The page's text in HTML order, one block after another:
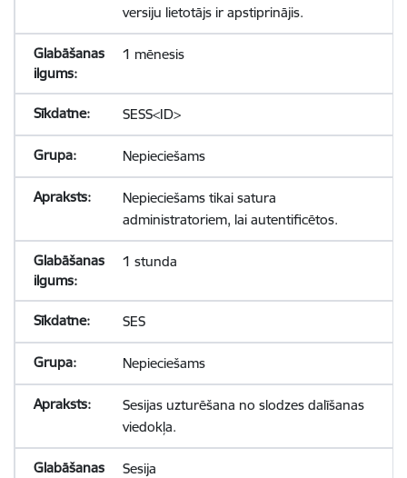
versiju lietotājs ir apstiprinājis.
1 mēnesis
SESS<ID>
Nepieciešams
Nepieciešams tikai satura
administratoriem, lai autentificētos.
1 stunda
SES
Nepieciešams
Sesijas uzturēšana no slodzes dalīšanas
viedokļa.
Sesija